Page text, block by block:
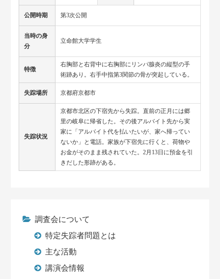
公開時期 第3次公開
当時の身
分
立命館大学学生
特徴
右胸部と右背中に右胸部にリンパ腺炎の縦型の手
術跡あり。右手中指第3関節の骨が突起している。
失踪場所 京都府京都市
失踪状況
京都市北区の下宿先から失踪。直前の正月には郷
里の岐阜に帰省した。その後アルバイト先から実
家に「アルバイト代を払いたいが、家へ帰ってい
ないか」と電話。家族が下宿先に行くと、荷物や
お金がそのまま残されていた。2月13日に預金を引
きだした形跡がある。
調査会について
特定失踪者問題とは
主な活動
講演会情報